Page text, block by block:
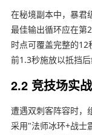
在秘境副本中，暴君
最佳输出循环应在第
时点可覆盖完整的
前1.3秒施放以抵挡后
2.2 竞技场实
遭遇双刺客阵容时，
采用"法师冰环+战士